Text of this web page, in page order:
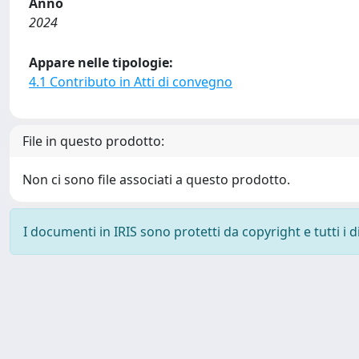
2024
Appare nelle tipologie:
4.1 Contributo in Atti di convegno
File in questo prodotto:
Non ci sono file associati a questo prodotto.
I documenti in IRIS sono protetti da copyright e tutti i